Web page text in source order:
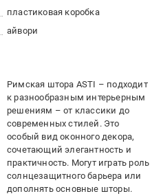
пластиковая коробка
айвори
Римская штора ASTI – подходит
к разнообразным интерьерным
решениям – от классики до
современных стилей. Это
особый вид оконного декора,
сочетающий элегантность и
практичность. Могут играть роль
солнцезащитного барьера или
дополнять основные шторы.